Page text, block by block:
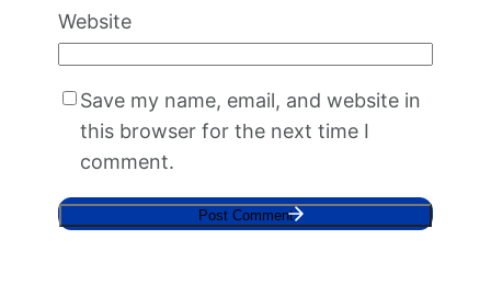
Website
Save my name, email, and website in
this browser for the next time I
comment.